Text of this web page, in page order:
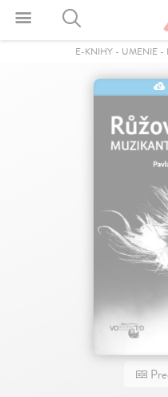
E-KNIHY - UMENIE -